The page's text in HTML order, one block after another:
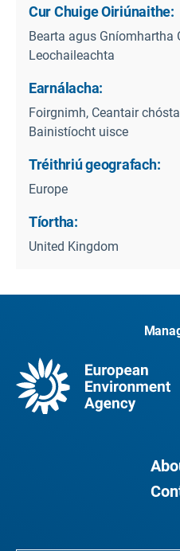
Cur Chuige Oiriúnaithe:
Bearta agus Gníomhartha
Leochaileachta
Earnálacha:
Foirgnimh, Ceantair
Bainistíocht uisce
Tréithriú geografach:
Europe
Tíortha:
United Kingdom